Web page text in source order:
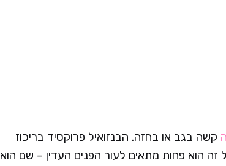
קשה בגב או בחזה. הבנזואיל פרוקסיד בריכוז
זה הוא פחות מתאים לעור הפנים העדין – שם הוא